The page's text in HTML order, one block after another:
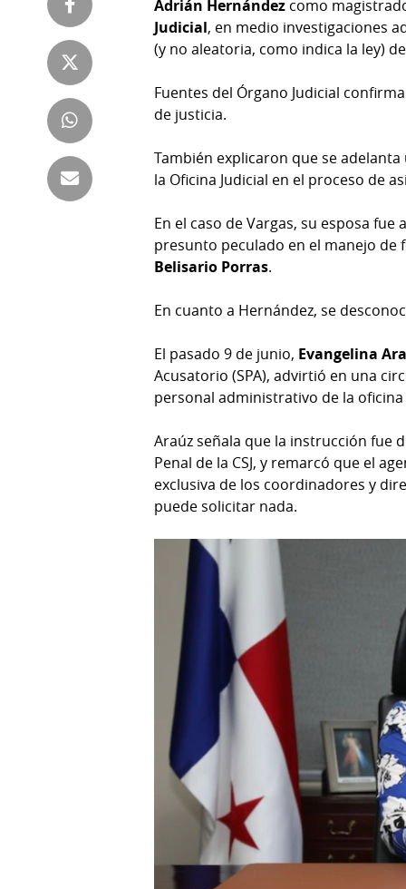
Tienda
Panamá
Tus
Tiquetes
Cero
KM
Corprensa
La
Prensa
Busca
Fácil
Adrián Hernández como
Judicial, en medio investigaciones
(y no aleatoria, como indica la ley)
Fuentes del Órgano Judicial
de justicia.
También explicaron que se
la Oficina Judicial en el proceso de
En el caso de Vargas, su esposa
presunto peculado en el manejo de
Belisario Porras.
En cuanto a Hernández, se
El pasado 9 de junio, Evangelina
Acusatorio (SPA), advirtió en una
personal administrativo de la
Araúz señala que la instrucción fue
Penal de la CSJ, y remarcó que el
exclusiva de los coordinadores y
puede solicitar nada.